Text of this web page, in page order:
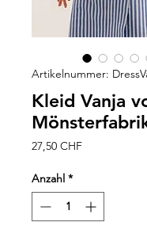
Artikelnummer:
Kleid Vanja
27,50 CHFPreis
Anzahl *